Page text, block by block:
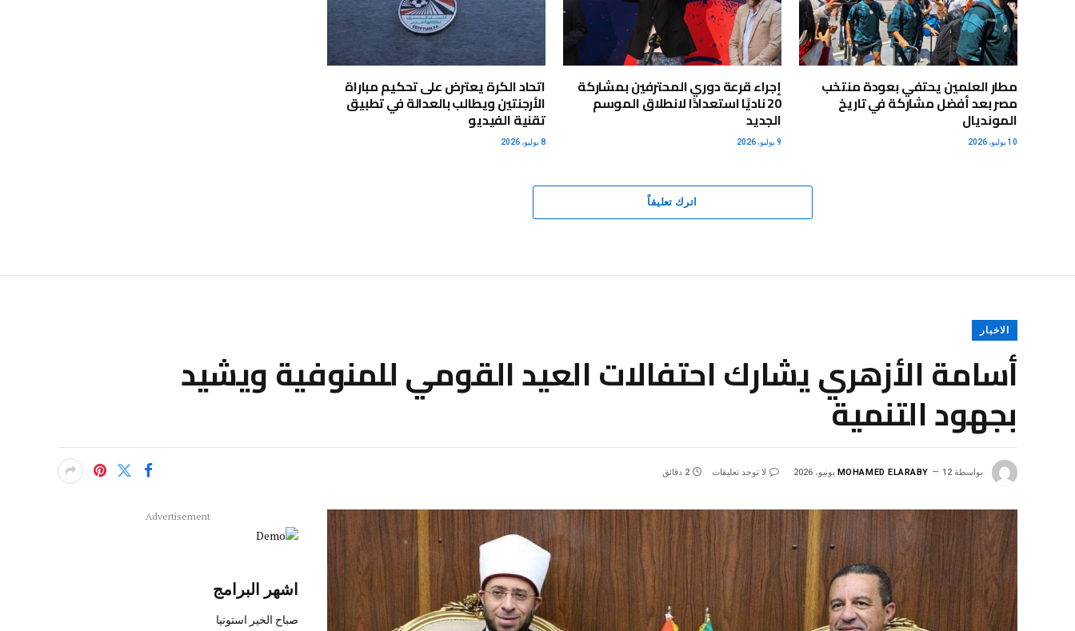
مطار العلمين يحتفي بعودة منتخب
مصر بعد أفضل مشاركة في تاريخ
المونديال
10 يوليو، 2026
إجراء قرعة دوري المحترفين بمشاركة
20 ناديًا استعدادًا لانطلاق الموسم
الجديد
9 يوليو، 2026
اتحاد الكرة يعترض على تحكيم مباراة
الأرجنتين ويطالب بالعدالة في تطبيق
تقنية الفيديو
8 يوليو، 2026
اترك تعليقاً
الاخبار
أسامة الأزهري يشارك احتفالات العيد القومي للمنوفية ويشيد
بجهود التنمية
بواسطة MOHAMED ELARABY 12 يونيو، 2026 لا توجد تعليقات 2 دقائق
Advertisement
اشهر البرامج
صباح الخير استونيا